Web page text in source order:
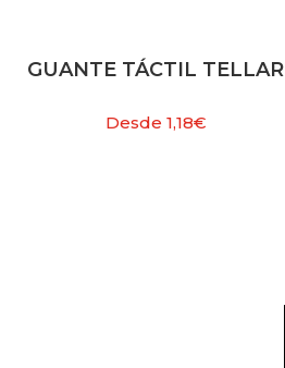
GUANTE TÁCTIL TELLAR
Desde 1,18€